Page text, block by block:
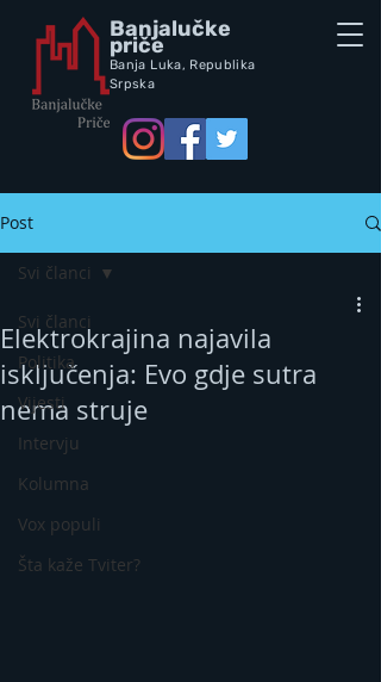
Banjalučke
priče
Banja Luka, Republika
Srpska
Post
Svi članci
Politika
Vijesti
Intervju
Kolumna
Vox populi
Šta kaže Tviter?
Svi članci
Elektrokrajina najavila
isključenja: Evo gdje sutra
nema struje